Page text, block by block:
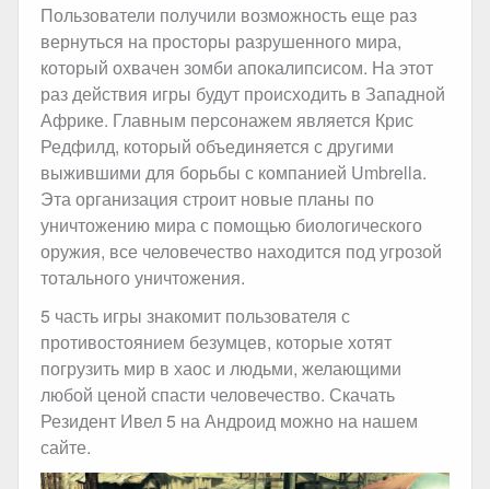
Пользователи получили возможность еще раз
вернуться на просторы разрушенного мира,
который охвачен зомби апокалипсисом. На этот
раз действия игры будут происходить в Западной
Африке. Главным персонажем является Крис
Редфилд, который объединяется с другими
выжившими для борьбы с компанией Umbrella.
Эта организация строит новые планы по
уничтожению мира с помощью биологического
оружия, все человечество находится под угрозой
тотального уничтожения.
5 часть игры знакомит пользователя с
противостоянием безумцев, которые хотят
погрузить мир в хаос и людьми, желающими
любой ценой спасти человечество. Скачать
Резидент Ивел 5 на Андроид можно на нашем
сайте.